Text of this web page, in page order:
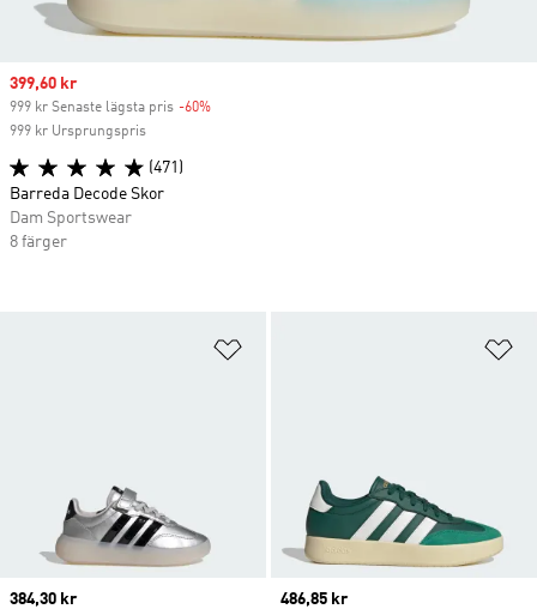
Current price
384,30 kr Current price
486,85 kr
Sale price
399,60 kr
999 kr Senaste lägsta pris -60%
999 kr Ursprungspris
(471)
Barreda Decode Skor
Dam Sportswear
8 färger